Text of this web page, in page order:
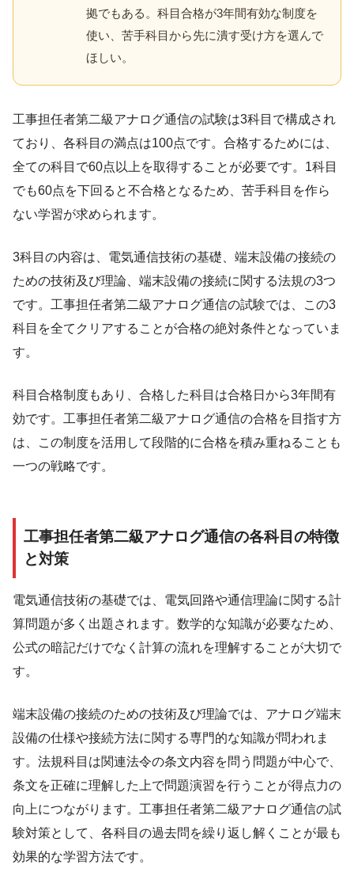
拠でもある。科目合格が3年間有効な制度を
使い、苦手科目から先に潰す受け方を選んで
ほしい。
工事担任者第二級アナログ通信の試験は3科目で構成され
ており、各科目の満点は100点です。合格するためには、
全ての科目で60点以上を取得することが必要です。1科目
でも60点を下回ると不合格となるため、苦手科目を作ら
ない学習が求められます。
3科目の内容は、電気通信技術の基礎、端末設備の接続の
ための技術及び理論、端末設備の接続に関する法規の3つ
です。工事担任者第二級アナログ通信の試験では、この3
科目を全てクリアすることが合格の絶対条件となっていま
す。
科目合格制度もあり、合格した科目は合格日から3年間有
効です。工事担任者第二級アナログ通信の合格を目指す方
は、この制度を活用して段階的に合格を積み重ねることも
一つの戦略です。
工事担任者第二級アナログ通信の各科目の特徴
と対策
電気通信技術の基礎では、電気回路や通信理論に関する計
算問題が多く出題されます。数学的な知識が必要なため、
公式の暗記だけでなく計算の流れを理解することが大切で
す。
端末設備の接続のための技術及び理論では、アナログ端末
設備の仕様や接続方法に関する専門的な知識が問われま
す。法規科目は関連法令の条文内容を問う問題が中心で、
条文を正確に理解した上で問題演習を行うことが得点力の
向上につながります。工事担任者第二級アナログ通信の試
験対策として、各科目の過去問を繰り返し解くことが最も
効果的な学習方法です。